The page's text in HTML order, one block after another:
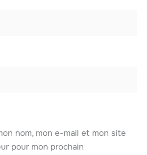
nom, mon e-mail et mon site
pour mon prochain